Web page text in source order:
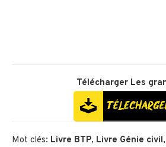
Télécharger Les
Mot clés: Livre BTP, Livre Génie civil,